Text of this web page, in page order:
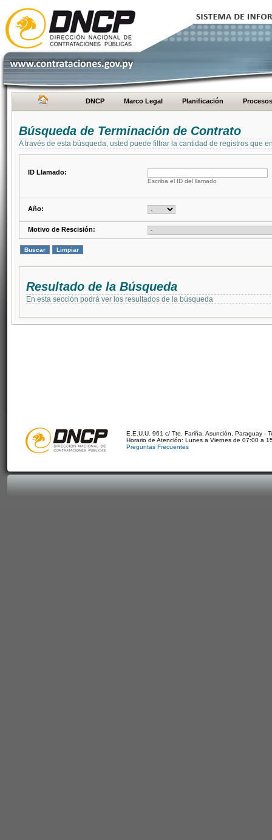
DNCP Marco Legal Planificación Procesos
Búsqueda de Terminación de Contrato
A través de esta búsqueda, usted puede filtrar la cantidad de registros que
ID Llamado:
Escriba el ID del llamado
Año:
Motivo de Rescisión:
Resultado de la Búsqueda
En esta sección podrá ver los resultados de la búsqueda
E.E.U.U. 961 c/ Tte. Fariña. Asunción, Paraguay -
Horario de Atención: Lunes a Viernes de 07:00 a
Preguntas Frecuentes